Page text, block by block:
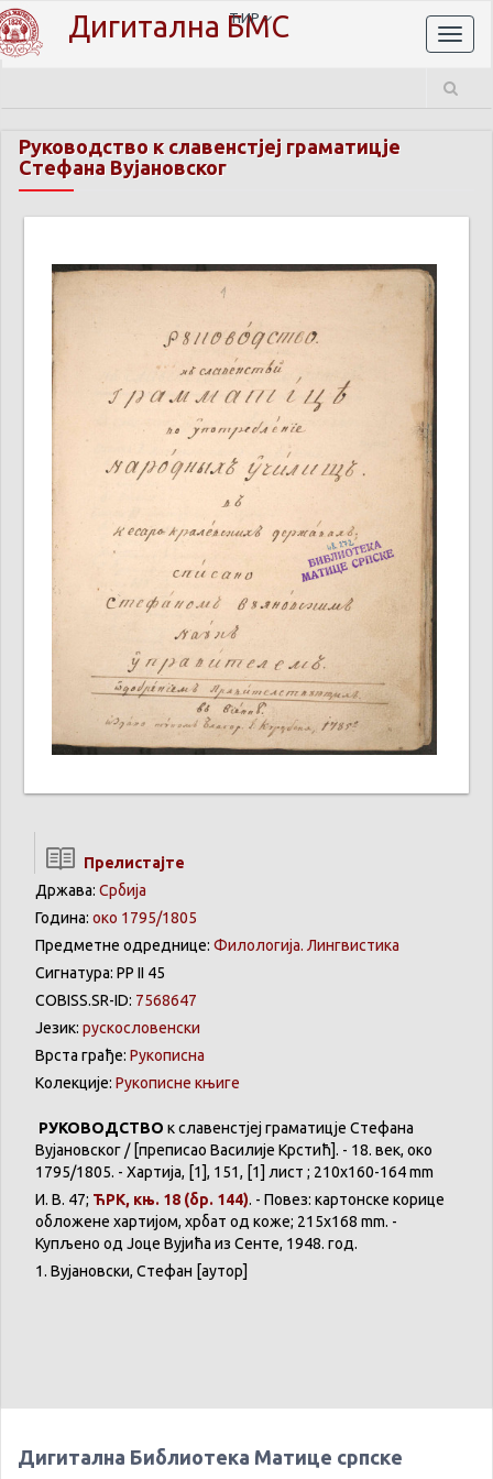
Дигитална БМС
ЋИР
Руководство к славенстјеј граматицје
Стефана Вујановског
Прелистајте
Држава: Србија
Година: око 1795/1805
Предметне одреднице: Филологија. Лингвистика
Сигнатура: РР II 45
COBISS.SR-ID: 7568647
Језик: рускословенски
Врста грађе: Рукописна
Колекције: Рукописне књиге
РУКОВОДСТВО к славенстјеј граматицје Стефана
Вујановског / [преписао Василије Крстић]. - 18. век, око
1795/1805. - Хартија, [1], 151, [1] лист ; 210x160-164 mm
И. В. 47; ЋРК, књ. 18 (бр. 144). - Повез: картонске корице
обложене хартијом, хрбат од коже; 215x168 mm. -
Купљено од Јоце Вујића из Сенте, 1948. год.
1. Вујановски, Стефан [аутор]
Дигитална Библиотека Матице српске